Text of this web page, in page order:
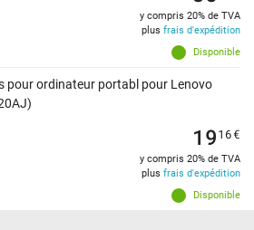
Disponible
y compris 20% de TVA
plus frais d'expédition
pour ordinateur portabl pour Lenovo
Disponible
1916€
y compris 20% de TVA
plus frais d'expédition